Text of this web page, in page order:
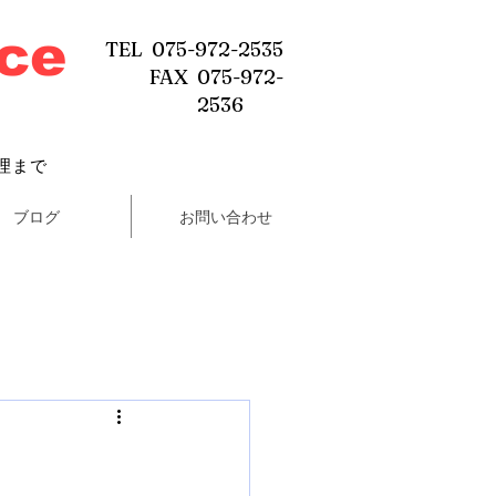
TEL 075-972-2535
FAX 075-972-
2536
まで
ブログ お問い合わせ